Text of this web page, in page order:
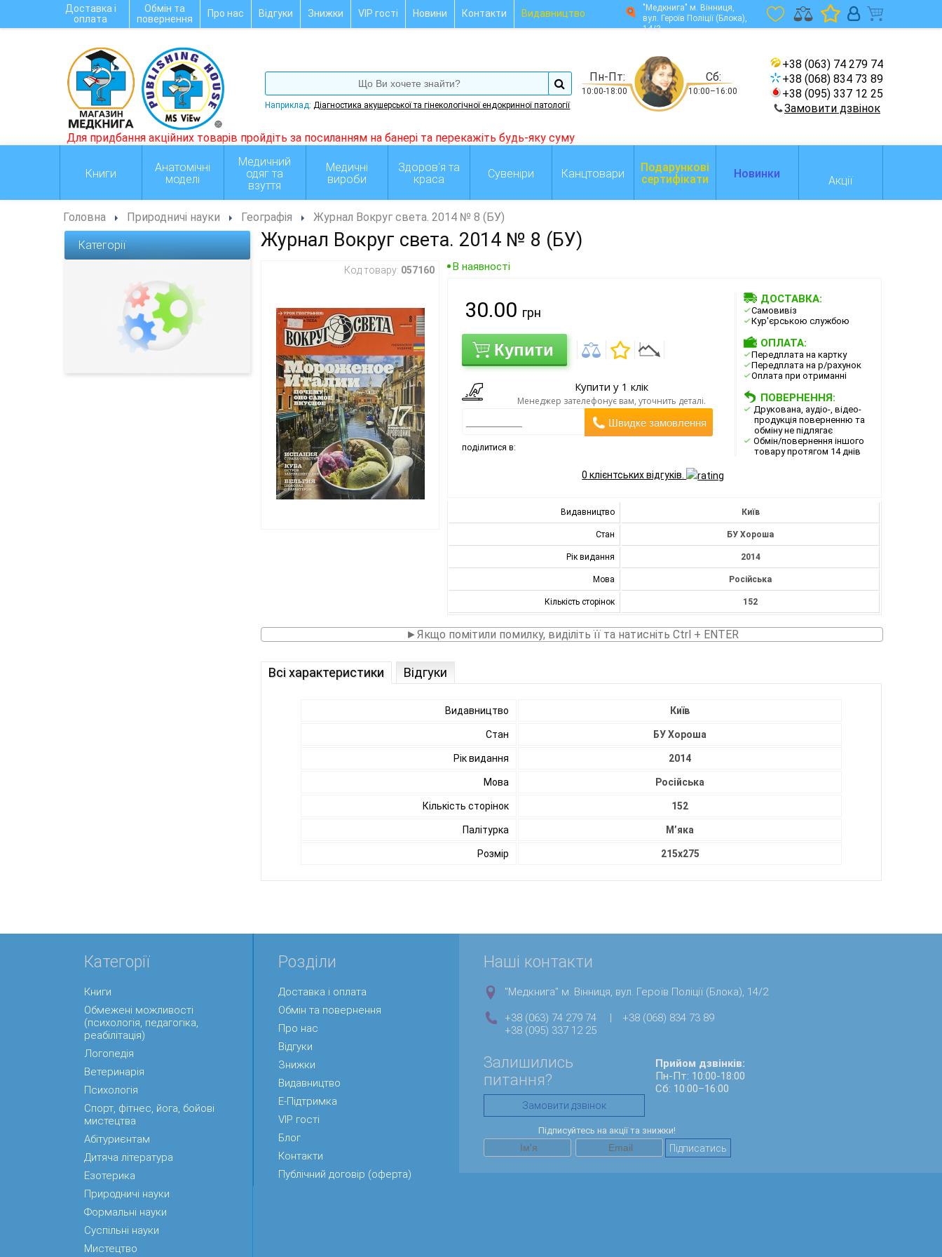
Доставка і
оплата
Обмін та
повернення
Про нас Відгуки Знижки VIP гості Новини Контакти Видавництво
"Медкнига" м. Вінниця,
вул. Героїв Поліції (Блока),
14/2
Пн-Пт: Сб:
10:00-18:00
10:00–16:00
Наприклад:Діагностика акушерської та гінекологічної ендокринної патології
+38 (063) 74 279 74
+38 (068) 834 73 89
+38 (095) 337 12 25
Замовити дзвінок
Книги
Анатомічні
моделі
Медичний
одяг та
взуття
Медичні
вироби
Здоров'я та
краса
Сувеніри Канцтовари
Подарункові
сертифікати
Новинки
Акції
Головна Природничі науки Географія Журнал Вокруг света. 2014 № 8 (БУ)
Категорії Журнал Вокруг света. 2014 № 8 (БУ)
Код товару: 057160 В наявності
30.00 грн
Купити
Купити у 1 клік
Менеджер зателефонує вам, уточнить деталі.
Швидке замовлення
поділитися в:
0 клієнтських відгуків.
ДОСТАВКА:
Самовивіз
Кур'єрською службою
ОПЛАТА:
Передплата на картку
Передплата на р/рахунок
Оплата при отриманні
ПОВЕРНЕННЯ:
Друкована, аудіо-, відео-
продукція поверненню та
обміну не підлягає
Обмін/повернення іншого
товару протягом 14 днів
Видавництво Київ
Стан БУ Хороша
Рік видання 2014
Мова Російська
Кількість сторінок 152
►Якщо помітили помилку, виділіть її та натисніть Ctrl + ENTER
Всі характеристики Відгуки
Видавництво Київ
Стан БУ Хороша
Рік видання 2014
Мова Російська
Кількість сторінок 152
Палітурка М’яка
Розмір 215х275
Категорії
Книги
Обмежені можливості
(психологія, педагогіка,
реабілітація)
Логопедія
Ветеринарія
Психологія
Спорт, фітнес, йога, бойові
мистецтва
Абітуриєнтам
Дитяча література
Езотерика
Природничі науки
Формальні науки
Суспільні науки
Мистецтво
Розділи
Доставка і оплата
Обмін та повернення
Про нас
Відгуки
Знижки
Видавництво
Е-Підтримка
VIP гості
Блог
Контакти
Публічний договір (оферта)
Наші контакти
"Медкнига" м. Вінниця, вул. Героїв Поліції (Блока), 14/2
+38 (063) 74 279 74 |
+38 (068) 834 73 89
+38 (095) 337 12 25
Залишились
питання?
Замовити дзвінок
Прийом дзвінків:
Пн-Пт: 10:00-18:00
Сб: 10:00–16:00
Підписуйтесь на акції та знижки!
Підписатись